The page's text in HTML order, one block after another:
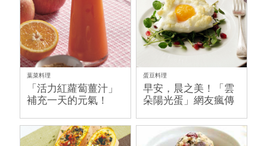
葉菜料理
「活力紅蘿蔔薑汁」
補充一天的元氣！
蛋豆料理
早安，晨之美！「雲
朵陽光蛋」網友瘋傳